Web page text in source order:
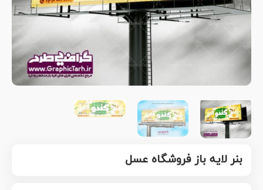
بنر لایه باز فروشگاه عسل